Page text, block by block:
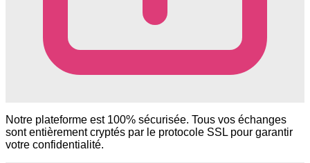
Notre plateforme est 100% sécurisée. Tous vos échanges
sont entièrement cryptés par le protocole SSL pour garantir
votre confidentialité.